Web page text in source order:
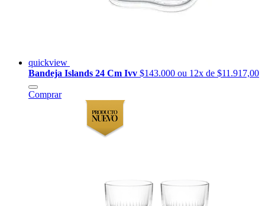
quickview
Bandeja Islands 24 Cm Ivv $143.000 ou 12x de $11.917,00
Comprar